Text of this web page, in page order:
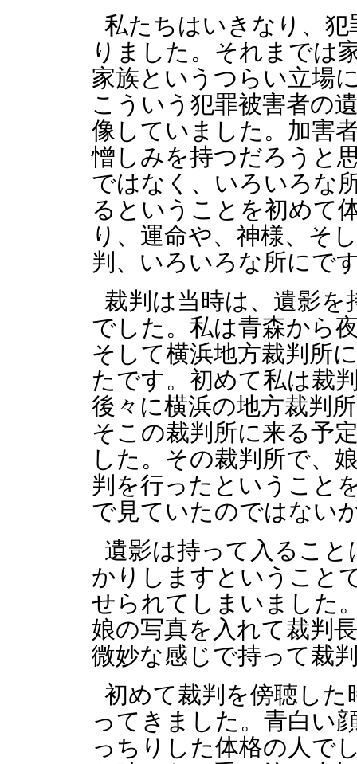
私たちはいきなり、
りました。それまでは
家族というつらい立場
こういう犯罪被害者の
像していました。加害
憎しみを持つだろうと
ではなく、いろいろな
るということを初めて
り、運命や、神様、そ
判、いろいろな所にで
裁判は当時は、遺影
でした。私は青森から
そして横浜地方裁判所
たです。初めて私は裁
後々に横浜の地方裁判
そこの裁判所に来る予
した。その裁判所で、
判を行ったということ
で見ていたのではない
遺影は持って入るこ
かりしますということ
せられてしまいました
娘の写真を入れて裁判
微妙な感じで持って裁
初めて裁判を傍聴した
ってきました。青白い
っちりした体格の人で